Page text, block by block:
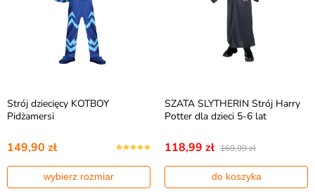
Strój dziecięcy KOTBOY
Pidżamersi
149,90 zł
wybierz rozmiar
SZATA SLYTHERIN Strój Harry
Potter dla dzieci 5-6 lat
118,99 zł 169,99 zł
do koszyka